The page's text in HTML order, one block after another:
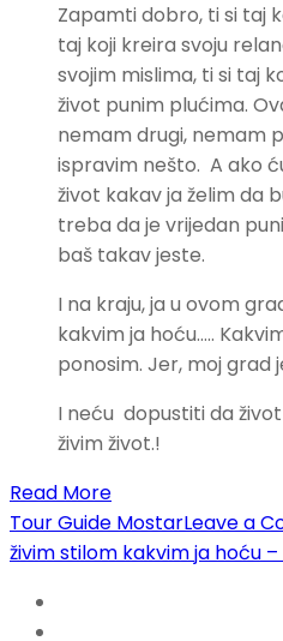
Zapamti dobro, ti si taj
taj koji kreira svoju
svojim mislima, ti si taj
život punim plućima.
nemam drugi, nemam
ispravim nešto. A ako
život kakav ja želim da
treba da je vrijedan
baš takav jeste.
I na kraju, ja u ovom
kakvim ja hoću…..
ponosim. Jer, moj grad
I neću dopustiti da
živim život.!
Read More
Tour Guide MostarLeave a
živim stilom kakvim ja hoću –